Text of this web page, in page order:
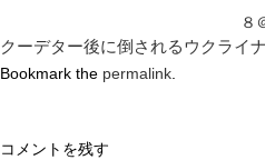
８
クーデター後に倒されるウクライ
Bookmark the permalink
コメントを残す